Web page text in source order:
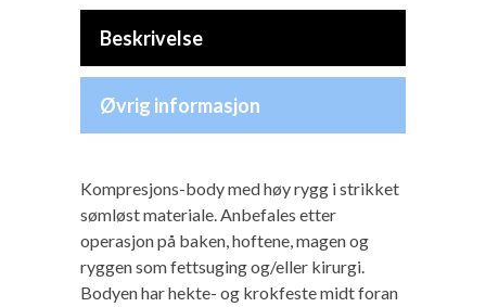
Beskrivelse
Øvrig informasjon
Kompresjons-body med høy rygg i strikket
sømløst materiale. Anbefales etter
operasjon på baken, hoftene, magen og
ryggen som fettsuging og/eller kirurgi.
Bodyen har hekte- og krokfeste midt foran